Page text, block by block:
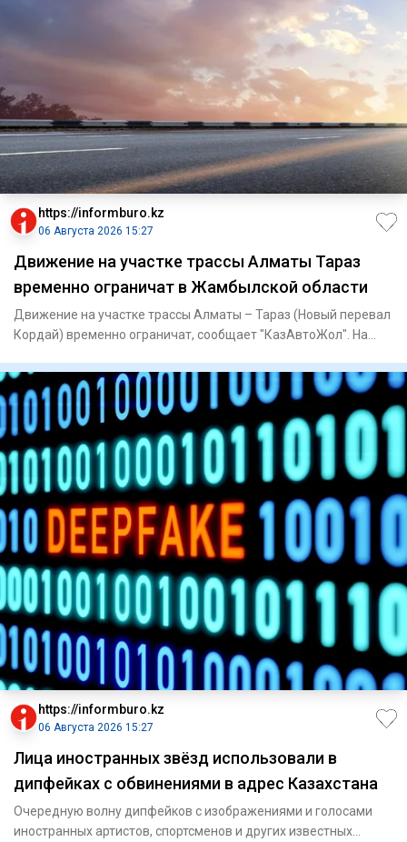
https://informburo.kz
06 Августа 2026 15:27
Движение на участке трассы Алматы Тараз
временно ограничат в Жамбылской области
Движение на участке трассы Алматы – Тараз (Новый перевал
Кордай) временно ограничат, сообщает "КазАвтоЖол". На
https://informburo.kz
06 Августа 2026 15:27
Лица иностранных звёзд использовали в
дипфейках с обвинениями в адрес Казахстана
Очередную волну дипфейков с изображениями и голосами
иностранных артистов, спортсменов и других известных